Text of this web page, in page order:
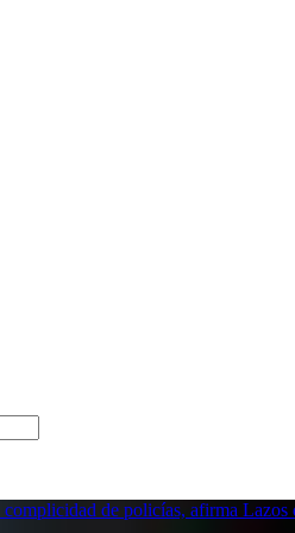
complicidad de policías, afirma Lazos